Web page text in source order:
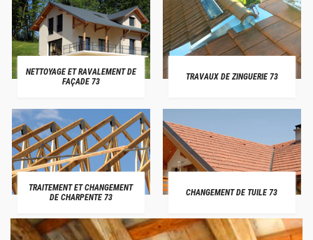
NETTOYAGE ET RAVALEMENT DE
FAÇADE 73
TRAVAUX DE ZINGUERIE 73
TRAITEMENT ET CHANGEMENT
DE CHARPENTE 73
CHANGEMENT DE TUILE 73